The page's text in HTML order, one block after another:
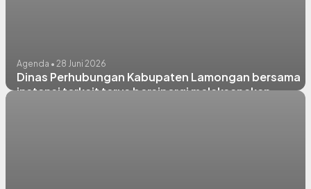
Agenda • 28 Juni 2026
Dinas Perhubungan Kabupaten Lamongan bersama
instansi terkait terus bersinergi melaksanakan